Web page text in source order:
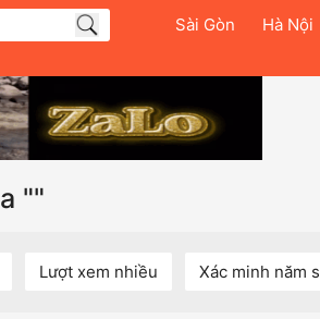
Sài Gòn Hà Nội
""
Lượt xem nhiều Xác minh năm